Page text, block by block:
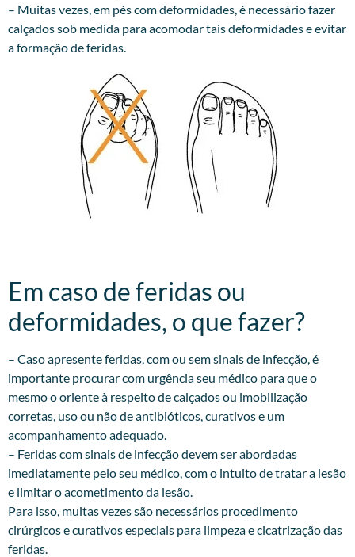
– Muitas vezes, em pés com deformidades, é necessário fazer
calçados sob medida para acomodar tais deformidades e evitar
a formação de feridas.
Em caso de feridas ou
deformidades, o que fazer?​
– Caso apresente feridas, com ou sem sinais de infecção, é
importante procurar com urgência seu médico para que o
mesmo o oriente à respeito de calçados ou imobilização
corretas, uso ou não de antibióticos, curativos e um
acompanhamento adequado.
– Feridas com sinais de infecção devem ser abordadas
imediatamente pelo seu médico, com o intuito de tratar a lesão
e limitar o acometimento da lesão.
Para isso, muitas vezes são necessários procedimento
cirúrgicos e curativos especiais para limpeza e cicatrização das
feridas.